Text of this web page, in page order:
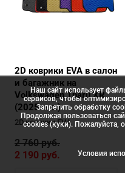
2D коврики EVA в салон
и багажник на
Volkswagen Tharu XR
(2025-н.в.)
2D коврики EVA
2 760руб.
2 190 руб.
Наш сайт использует
сервисов, чтобы
Запретить обработку
Продолжая пользоваться
cookies (куки). Пожалуйста,
Условия